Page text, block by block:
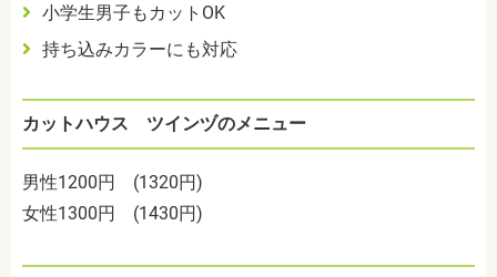
小学生男子もカットOK
持ち込みカラーにも対応
カットハウス ツインヅのメニュー
男性1200円 (1320円)
女性1300円 (1430円)